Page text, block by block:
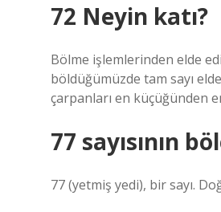
72 Neyin katı?
Bölme işlemlerinden elde
böldüğümüzde tam sayı
çarpanları en küçüğünden
77 sayısının
77 (yetmiş yedi), bir sayı.